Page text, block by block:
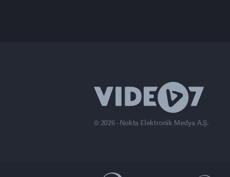
© 2026 - Nokta Elektronik Medya A.Ş.